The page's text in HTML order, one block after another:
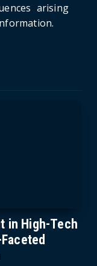
arising
in High-Tech